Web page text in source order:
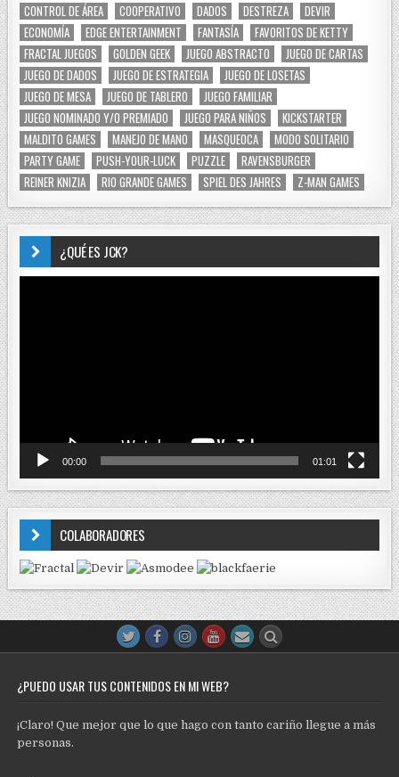
CONTROL DE ÁREA
COOPERATIVO DADOS DESTREZA
DEVIR
ECONOMÍA
EDGE ENTERTAINMENT FANTASÍA
FAVORITOS DE KETTY
FRACTAL JUEGOS
GOLDEN GEEK JUEGO ABSTRACTO
JUEGO DE CARTAS
JUEGO DE DADOS
JUEGO DE ESTRATEGIA
JUEGO DE LOSETAS
JUEGO DE MESA
JUEGO DE TABLERO
JUEGO FAMILIAR
JUEGO NOMINADO Y/O PREMIADO
JUEGO PARA NIÑOS
KICKSTARTER
MALDITO GAMES
MANEJO DE MANO MASQUEOCA
MODO SOLITARIO
PARTY GAME
PUSH-YOUR-LUCK PUZZLE
RAVENSBURGER
REINER KNIZIA
RIO GRANDE GAMES SPIEL DES JAHRES Z-MAN GAMES
¿QUÉ ES JCK?
00:00 01:01
COLABORADORES
¿PUEDO USAR TUS CONTENIDOS EN MI WEB?
¡Claro! Que mejor que lo que hago con tanto cariño llegue a más
personas.